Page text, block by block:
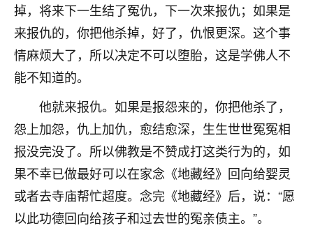
掉，将来下一生结了冤仇，下一次来报仇；如果是
来报仇的，你把他杀掉，好了，仇恨更深。这个事
情麻烦大了，所以决定不可以堕胎，这是学佛人不
能不知道的。
他就来报仇。如果是报怨来的，你把他杀了，
怨上加怨，仇上加仇，愈结愈深，生生世世冤冤相
报没完没了。所以佛教是不赞成打这类行为的，如
果不幸已做最好可以在家念《地藏经》回向给婴灵
或者去寺庙帮忙超度。念完《地藏经》后，说：“愿
以此功德回向给孩子和过去世的冤亲债主。”。
青春168
我也想要，我也想要！
2天前 来自山西 15
Jessica李
老师做不做超度法事？我想给我奶奶做超度，她今年
刚去世了。
七零老顽童：我母亲前年离世，刚开始我经常
做梦梦见她，后来也是朋友介绍，找到慧来老
师，安排了超度法事，做梦再也没有梦到过
了，一开始是半信半疑的，图个心安，给亡母
超度，现在看来，人不信也不行。